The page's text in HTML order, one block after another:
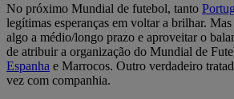
No próximo Mundial de futebol, tanto
legítimas esperanças em voltar a brilhar.
algo a médio/longo prazo e aproveitar o
de atribuir a organização do Mundial de
Espanha e Marrocos. Outro verdadeiro
vez com companhia.